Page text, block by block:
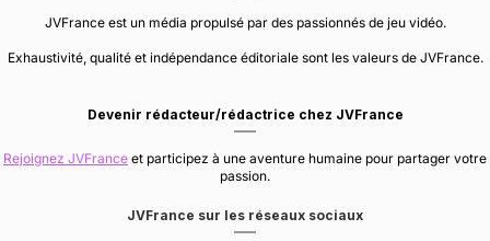
JVFrance est un média propulsé par des passionnés de jeu vidéo.
Exhaustivité, qualité et indépendance éditoriale sont les valeurs de JVFrance.
Devenir rédacteur/rédactrice chez JVFrance
Rejoignez JVFrance et participez à une aventure humaine pour partager votre
passion.
JVFrance sur les réseaux sociaux